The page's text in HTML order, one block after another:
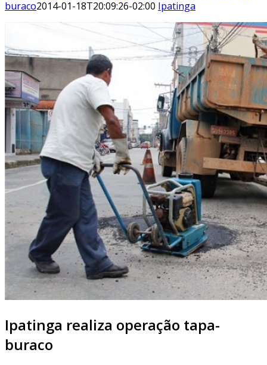
buraco2014-01-18T20:09:26-02:00 Ipatinga
Ipatinga realiza operação tapa-
buraco